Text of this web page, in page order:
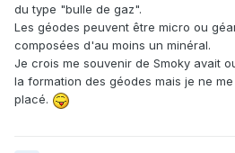
du type "bulle de gaz".
Les géodes peuvent être micro ou
composées d'au moins un minéral.
Je crois me souvenir de Smoky avait
la formation des géodes mais je ne
placé.